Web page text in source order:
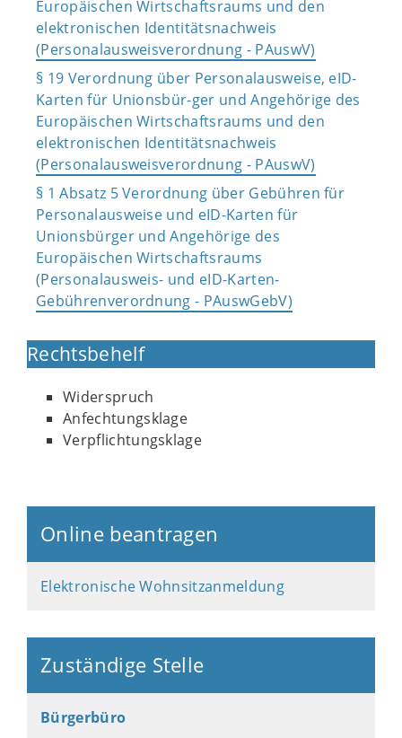
Europäischen Wirtschaftsraums und den
elektronischen Identitätsnachweis
(Personalausweisverordnung - PAuswV)
§ 19 Verordnung über Personalausweise, eID-
Karten für Unionsbür-ger und Angehörige des
Europäischen Wirtschaftsraums und den
elektronischen Identitätsnachweis
(Personalausweisverordnung - PAuswV)
§ 1 Absatz 5 Verordnung über Gebühren für
Personalausweise und eID-Karten für
Unionsbürger und Angehörige des
Europäischen Wirtschaftsraums
(Personalausweis- und eID-Karten-
Gebührenverordnung - PAuswGebV)
Rechtsbehelf
Widerspruch
Anfechtungsklage
Verpflichtungsklage
Online beantragen
Elektronische Wohnsitzanmeldung
Zuständige Stelle
Bürgerbüro